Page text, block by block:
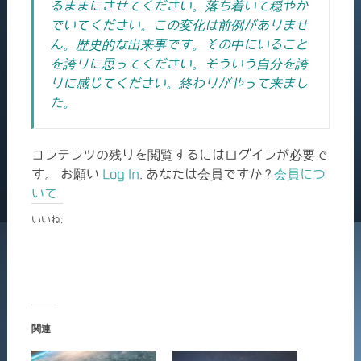
るままにさせてください。落ち着いて穏やか
でいてください。この変化は前例がありませ
ん。歴史的な出来事です。その中にいること
を誇りに思ってください。そういう自分を誇
りに感じてください。終わりがやって来まし
た。
コンテンツの残りを閲覧するにはログインが必要で
す。 お願い Log In . あなたは会員ですか ? 会員につ
いて
いいね:
関連